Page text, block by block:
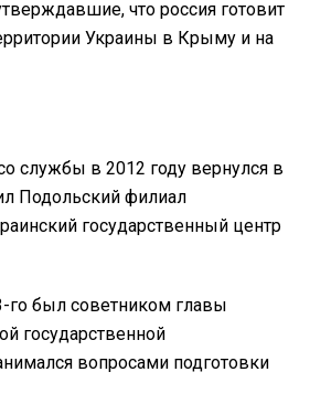
что россия готовит
Украины в Крыму и на
службы в 2012 году вернулся в
Подольский филиал
государственный центр
го был советником главы
государственной
вопросами подготовки